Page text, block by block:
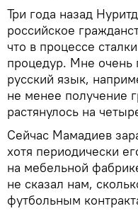
Три года назад
российское
что в процессе
процедур. Мне очень
русский язык,
не менее получение
растянулось на
Сейчас Мамадиев
хотя периодически
на мебельной
не сказал нам,
футбольным